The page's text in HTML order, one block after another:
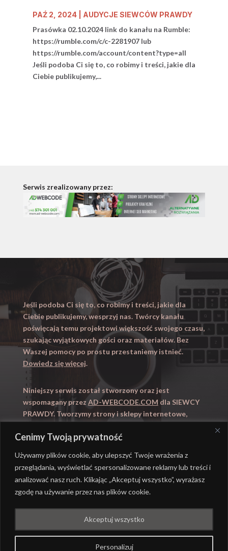
Cenimy Twoją prywatność
Używamy plików cookie, aby ulepszyć Twoje wrażenia z
przeglądania, wyświetlać spersonalizowane reklamy lub treści i
analizować nasz ruch. Klikając „Akceptuj wszystko”, wyrażasz
zgodę na używanie przez nas plików cookie.
Personalizuj
Akceptuj wszystko
PAŹ 2, 2024| AUDYCJE SIEWCÓW PRAWDY
Prasówka 02.10.2024 link do kanału na Rumble:
https://rumble.com/c/c-2281907 lub
https://rumble.com/account/content?type=all
Jeśli podoba Ci się to, co robimy i treści, jakie dla
Ciebie publikujemy,...
Serwis zrealizowany przez:
Jeśli podoba Ci się to, co robimy i treści, jakie dla
Ciebie publikujemy, wesprzyj nas. Twórcy kanału
poświęcają temu projektowi większość swojego czasu,
szukając wyjątkowych gości oraz materiałów. Bez
Waszej pomocy po prostu przestaniemy istnieć.
Dowiedz się więcej.
Niniejszy serwis został stworzony oraz jest
wspomagany przez AD-WEBCODE.COM dla SIEWCY
PRAWDY. Tworzymy strony i sklepy internetowe,
Zapraszamy takze naWYUCZENI.PL
AD-WEBCODE.COM
PRAWDY |POLITYKA PRYWATNOŚCI